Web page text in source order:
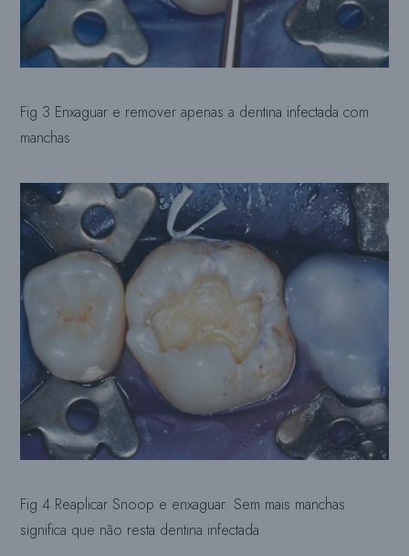
Fig 3 Enxaguar e remover apenas a dentina infectada com
manchas
Fig 4 Reaplicar Snoop e enxaguar. Sem mais manchas
significa que não resta dentina infectada